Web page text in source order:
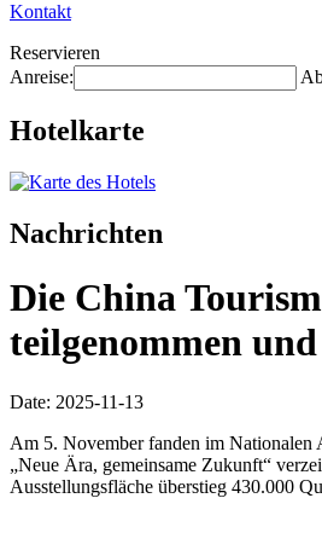
Kontakt
Reservieren
Anreise:
Hotelkarte
Nachrichten
Die China
teilgenommen
Date: 2025-11-13
Am 5. November fanden im Nationalen
„Neue Ära, gemeinsame Zukunft“
Ausstellungsfläche überstieg 430.000